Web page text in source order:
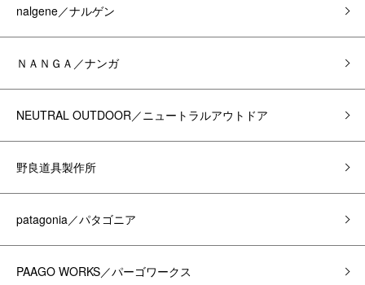
nalgene／ナルゲン
ＮＡＮＧＡ／ナンガ
NEUTRAL OUTDOOR／ニュートラルアウトドア
野良道具製作所
patagonia／パタゴニア
PAAGO WORKS／パーゴワークス